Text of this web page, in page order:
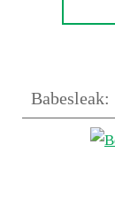
Babesleak: